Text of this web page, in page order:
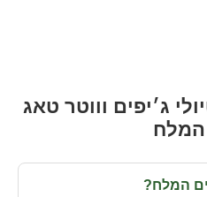
ג׳יפים וווטר טאג
המלח
המלח?